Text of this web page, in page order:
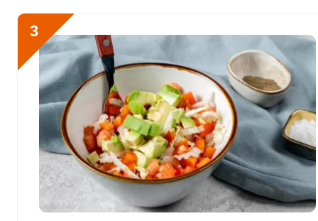
Алюминий
Железо 2.5 мг
Йод 5.1 мкг
Кобальт 4.4 мкг
Литий 120.1 мкг
Марганец 0.6 мкг
660.6 мкг
3